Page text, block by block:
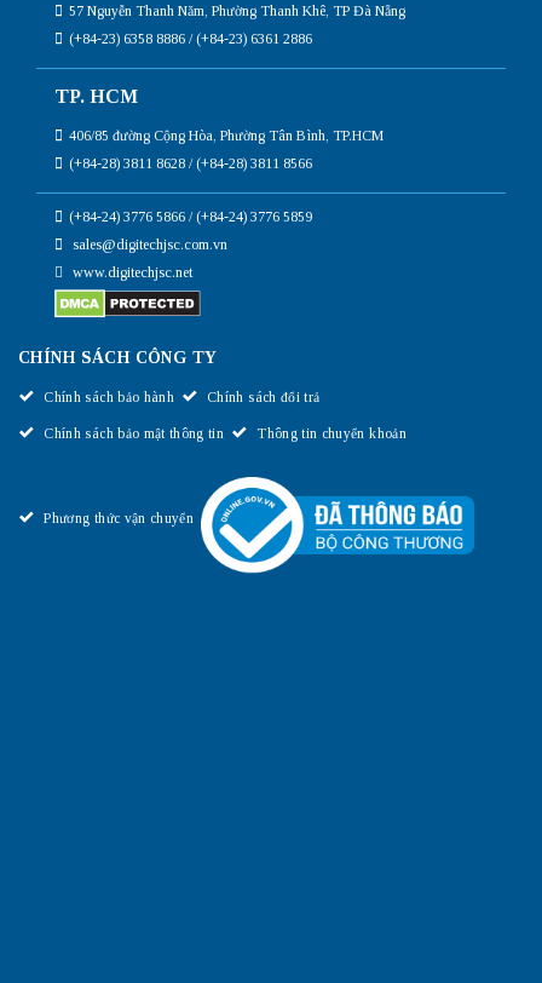
57 Nguyễn Thanh Năm, Phường Thanh Khê, TP Đà Nẵng
(+84-23) 6358 8886 / (+84-23) 6361 2886
TP. HCM
406/85 đường Cộng Hòa, Phường Tân Bình, TP.HCM
(+84-28) 3811 8628 / (+84-28) 3811 8566
(+84-24) 3776 5866 / (+84-24) 3776 5859
sales@digitechjsc.com.vn
www.digitechjsc.net
CHÍNH SÁCH CÔNG TY
Chính sách bảo hành Chính sách đổi trả
Chính sách bảo mật thông tin Thông tin chuyển khoản
Phương thức vận chuyển